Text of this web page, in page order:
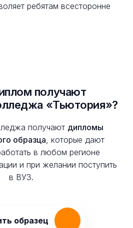
ребятам всесторонне
получают
«Тьютория»?
получают дипломы
образца , которые дают
в любом регионе
и при желании поступить
в ВУЗ.
образец